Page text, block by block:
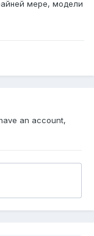
мере, модели
an account,